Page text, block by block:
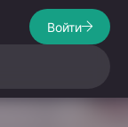
Войти